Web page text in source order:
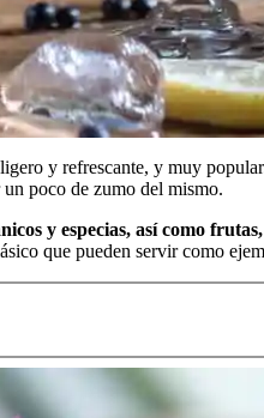
y refrescante, y muy
poco de zumo del mismo.
y especias, así como
que pueden servir como